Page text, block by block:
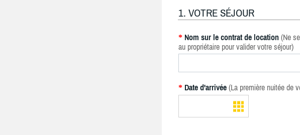
1. VOTRE SÉJOUR
* Nom sur le contrat de location (Ne
au propriétaire pour valider votre séjour)
* Date d'arrivée (La première nuitée de